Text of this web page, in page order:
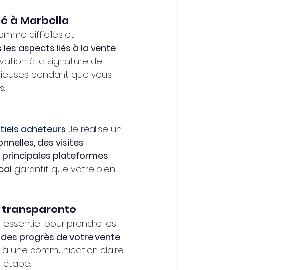
à Marbella
difficiles et
aspects liés à la vente
à la signature de
pendant que vous
acheteurs. Je réalise un
des visites
principales plateformes
garantit que votre bien
transparente
pour prendre les
progrès de votre vente
une communication claire
étape.